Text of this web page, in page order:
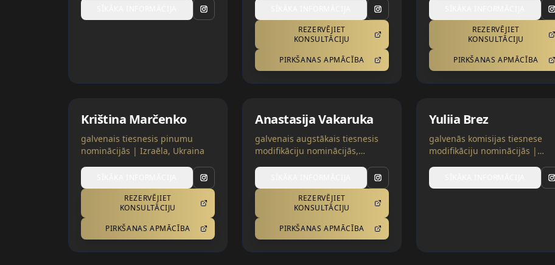
REZERVĒJIET
KONSULTĀCIJU
PIRKŠANAS APMĀCĪBA
REZERVĒJIET
KONSULTĀCIJU
PIRKŠANAS APMĀCĪBA
Kriština Marčenko
galvenais tiesnesis pinumu
nominācijās | Izraēla, Ukraina
REZERVĒJIET
KONSULTĀCIJU
PIRKŠANAS APMĀCĪBA
Anastasija Vakaruka
galvenais augstākais tiesnesis
modifikāciju nominācijās,
kategorijās | Ukraina
REZERVĒJIET
KONSULTĀCIJU
PIRKŠANAS APMĀCĪBA
Yuliia Brez
galvenās komisijas tiesnese
modifikāciju nominācijās |